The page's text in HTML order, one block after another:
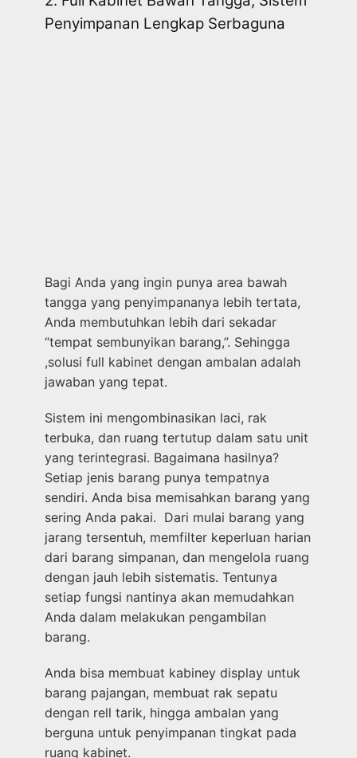
Penyimpanan Lengkap Serbaguna
Bagi Anda yang ingin punya area bawah
tangga yang penyimpananya lebih tertata,
Anda membutuhkan lebih dari sekadar
“tempat sembunyikan barang,”. Sehingga
,solusi full kabinet dengan ambalan adalah
jawaban yang tepat.
Sistem ini mengombinasikan laci, rak
terbuka, dan ruang tertutup dalam satu unit
yang terintegrasi. Bagaimana hasilnya?
Setiap jenis barang punya tempatnya
sendiri. Anda bisa memisahkan barang yang
sering Anda pakai. Dari mulai barang yang
jarang tersentuh, memfilter keperluan harian
dari barang simpanan, dan mengelola ruang
dengan jauh lebih sistematis. Tentunya
setiap fungsi nantinya akan memudahkan
Anda dalam melakukan pengambilan
barang.
Anda bisa membuat kabiney display untuk
barang pajangan, membuat rak sepatu
dengan rell tarik, hingga ambalan yang
berguna untuk penyimpanan tingkat pada
ruang kabinet.